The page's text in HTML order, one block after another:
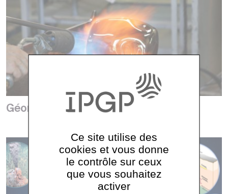
Géomatériaux
Ce site utilise des
cookies et vous donne
le contrôle sur ceux
que vous souhaitez
activer